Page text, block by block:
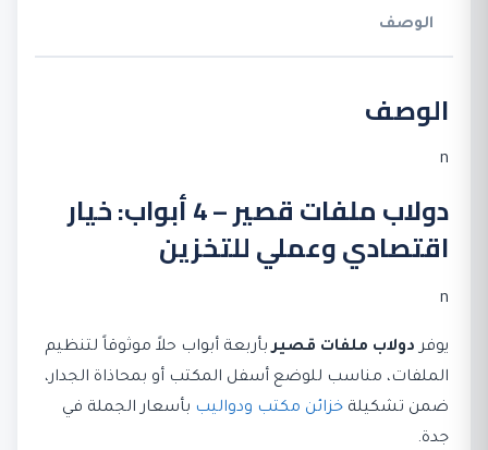
أبواب
القياسي
الوصف
الوصف
n
دولاب ملفات قصير – 4 أبواب: خيار
اقتصادي وعملي للتخزين
n
يوفر دولاب ملفات قصيربأربعة أبواب حلاً موثوقاً لتنظيم
الملفات، مناسب للوضع أسفل المكتب أو بمحاذاة الجدار،
ضمن تشكيلة خزائن مكتب ودواليب بأسعار الجملة في
جدة.